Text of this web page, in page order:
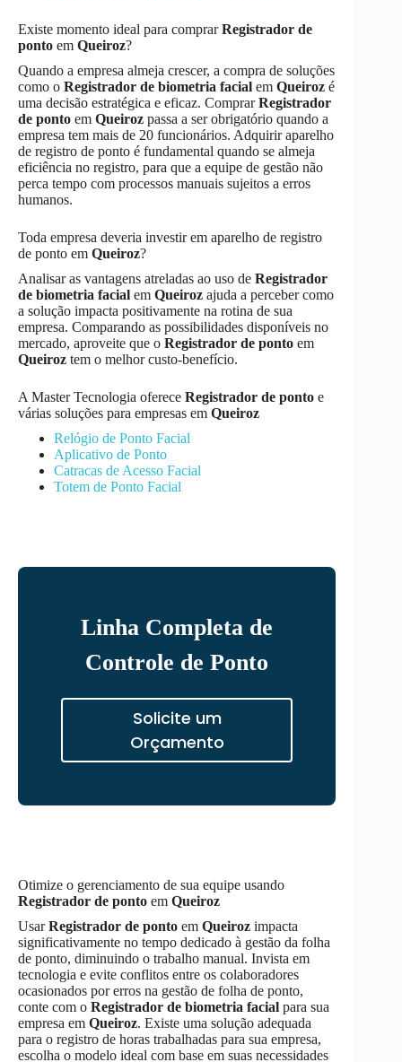
Existe momento ideal para comprarRegistrador de
ponto em Queiroz?
Quando a empresa almeja crescer, a compra de soluções
como o Registrador de biometria facial em Queiroz é
uma decisão estratégica e eficaz. ComprarRegistrador
de ponto em Queiroz passa a ser obrigatório quando a
empresa tem mais de 20 funcionários. Adquirir aparelho
de registro de ponto é fundamental quando se almeja
eficiência no registro, para que a equipe de gestão não
perca tempo com processos manuais sujeitos a erros
humanos.
Toda empresa deveria investir em aparelho de registro
de ponto em Queiroz?
Analisar as vantagens atreladas ao uso de Registrador
de biometria facial em Queiroz ajuda a perceber como
a solução impacta positivamente na rotina de sua
empresa. Comparando as possibilidades disponíveis no
mercado, aproveite que o Registrador de ponto em
Queiroz tem o melhor custo-benefício.
A Master Tecnologia oferece Registrador de ponto e
várias soluções para empresas em Queiroz
Relógio de Ponto Facial
Aplicativo de Ponto
Catracas de Acesso Facial
Totem de Ponto Facial
Linha Completa de
Controle de Ponto
Solicite um
Orçamento
Otimize o gerenciamento de sua equipe usando
Registrador de ponto em Queiroz
UsarRegistrador de ponto em Queiroz impacta
significativamente no tempo dedicado à gestão da folha
de ponto, diminuindo o trabalho manual. Invista em
tecnologia e evite conflitos entre os colaboradores
ocasionados por erros na gestão de folha de ponto,
conte com o Registrador de biometria facial para sua
empresa em Queiroz. Existe uma solução adequada
para o registro de horas trabalhadas para sua empresa,
escolha o modelo ideal com base em suas necessidades